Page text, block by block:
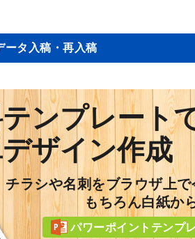
ータ入稿・再入稿
ンプレート
ザイン作成
チラシや名刺をブラウザ上で
もちろん白紙か
パワーポイントテンプ